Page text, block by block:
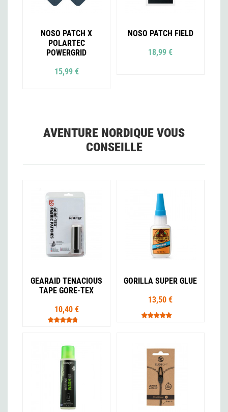
NOSO PATCH X
POLARTEC
POWERGRID
15,99 €
NOSO PATCH FIELD
18,99 €
AVENTURE NORDIQUE VOUS
CONSEILLE
GEARAID TENACIOUS
TAPE GORE-TEX
10,40 €
GORILLA SUPER GLUE
13,50 €